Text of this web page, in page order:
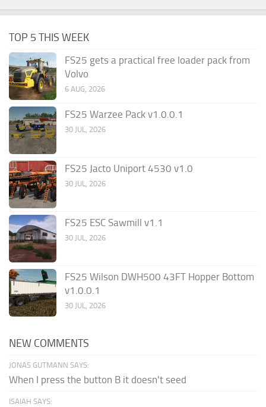
TOP 5 THIS WEEK
FS25 gets a practical free loader pack from
Volvo
6 AUG, 2026
FS25 Warzee Pack v1.0.0.1
30 JUL, 2026
FS25 Jacto Uniport 4530 v1.0
30 JUL, 2026
FS25 ESC Sawmill v1.1
30 JUL, 2026
FS25 Wilson DWH500 43FT Hopper Bottom
v1.0.0.1
30 JUL, 2026
NEW COMMENTS
JONAS GUTMANN SAYS:
When I press the button B it doesn't seed
ISAIAH SAYS: